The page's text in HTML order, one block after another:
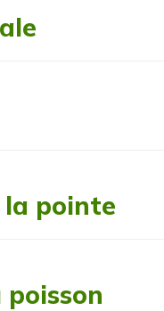
la pointe